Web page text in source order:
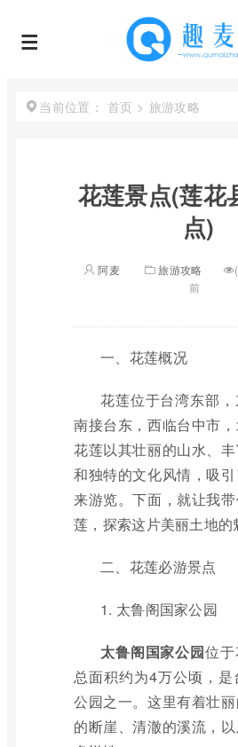
当前位置： 首页 > 旅游攻略
花莲景点(莲花
点)
阿麦 旅游攻略
前
一、花莲概况
花莲位于台湾东部，
南接台东，西临台中市，
花莲以其壮丽的山水、
和独特的文化风情，吸
来游览。下面，就让我
莲，探索这片美丽土地的
二、花莲必游景点
1. 太鲁阁国家公园
太鲁阁国家公园位于
总面积约为4万公顷，
公园之一。这里有着壮
的断崖、清澈的溪流，